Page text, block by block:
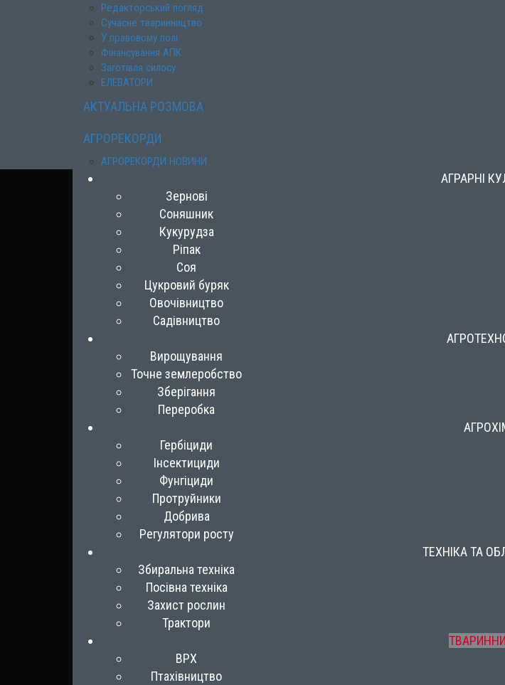
Редакторський погляд
Сучасне тваринництво
У правовому полі
Фінансування АПК
Заготівля силосу
ЕЛЕВАТОРИ
АКТУАЛЬНА РОЗМОВА
АГРОРЕКОРДИ
АГРОРЕКОРДИ НОВИНИ
АГРАРНІ
Зернові
Соняшник
Кукурудза
Ріпак
Соя
Цукровий буряк
Овочівництво
Садівництво
Вирощування
Точне землеробство
Зберігання
Переробка
Гербіциди
Інсектициди
Фунгіциди
Протруйники
Добрива
Регулятори росту
ТЕХНІКА ТА
Збиральна техніка
Посівна техніка
Захист рослин
Трактори
ВРХ
Птахівництво